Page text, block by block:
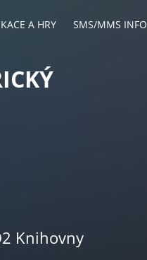
A HRY SMS/MMS INFO
Knihovny